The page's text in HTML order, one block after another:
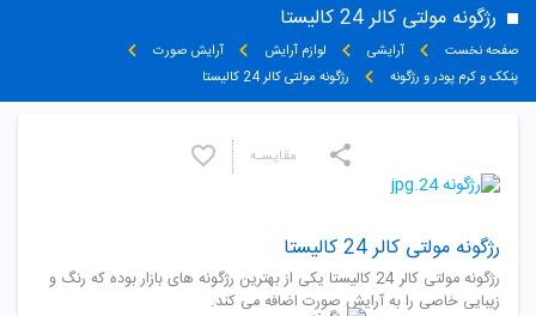
رژگونه مولتی کالر 24 کالیستا
صفحه نخست آرایشی لوازم آرایش
آرایش صورت
پنکک و کرم پودر و رژگونه
رژگونه مولتی کالر 24 کالیستا
رژگونه مولتی کالر 24 کالیستا
رژگونه مولتی کالر 24 کالیستا یکی از بهترین رژگونه های بازار بوده که رنگ و
زیبایی خاصی را به آرایش صورت اضافه می کند.
مقایسـه